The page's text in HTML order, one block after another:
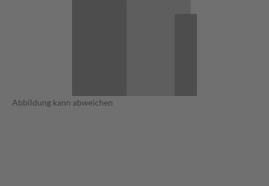
Abbildung kann abweichen